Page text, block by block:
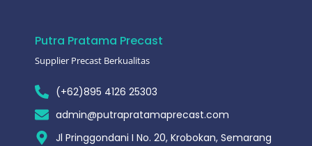
Putra Pratama Precast
Supplier Precast Berkualitas
(+62)895 4126 25303
admin@putrapratamaprecast.com
Jl Pringgondani I No. 20, Krobokan, Semarang